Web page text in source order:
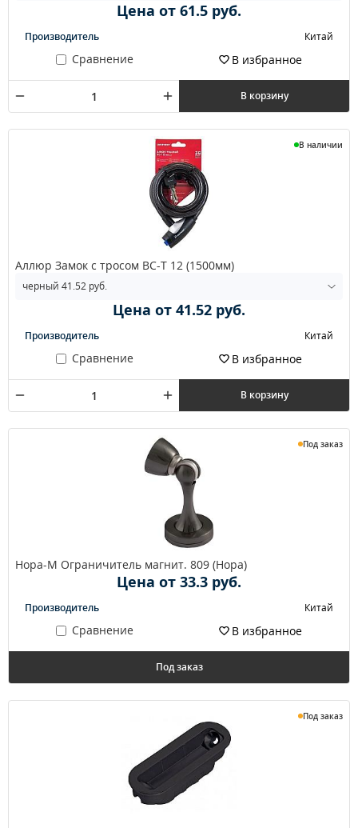
Цена от 61.5 руб.
Производитель Китай
Сравнение В избранное
В корзину
В наличии
Аллюр Замок с тросом ВС-Т 12 (1500мм)
Цена от 41.52 руб.
Производитель Китай
Сравнение В избранное
В корзину
Под заказ
Нора-М Ограничитель магнит. 809 (Нора)
Цена от 33.3 руб.
Производитель Китай
Сравнение В избранное
Под заказ
Под заказ